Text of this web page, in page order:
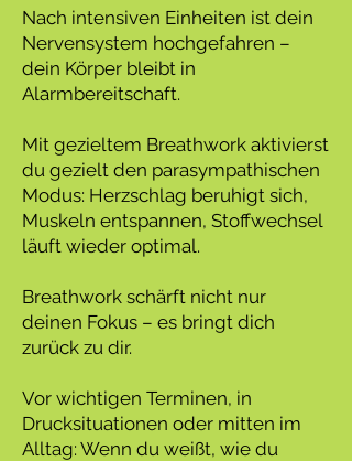
Nach intensiven Einheiten ist dein
Nervensystem hochgefahren –
dein Körper bleibt in
Alarmbereitschaft.
Mit gezieltem Breathwork aktivierst
du gezielt den parasympathischen
Modus: Herzschlag beruhigt sich,
Muskeln entspannen, Stoffwechsel
läuft wieder optimal.
Breathwork schärft nicht nur
deinen Fokus – es bringt dich
zurück zu dir.
Vor wichtigen Terminen, in
Drucksituationen oder mitten im
Alltag: Wenn du weißt, wie du